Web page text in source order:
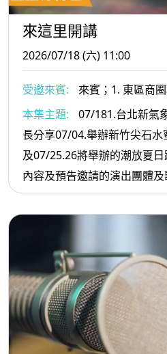
來這里開講
2026/07/18 (六) 11:00
受邀來賓:
來賓；1. 東區商
業文化發展協會余淑萍理事長
本集主題:
07/181.台北新氣
長分享07/04.舉辦新竹尖石
及07/25.26將舉辦的潮放夏
內容及預告邀請的演出團體
家在這里：邀請大坑產業文
說名字07/11-08/16舉辦的
彩內容歡迎大家到南港茶山體